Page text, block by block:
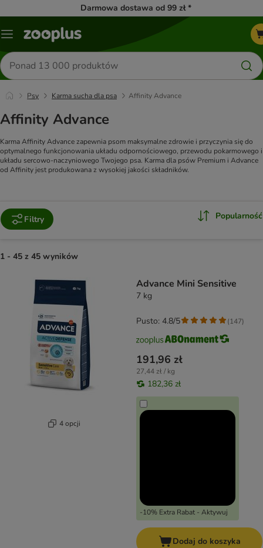
Darmowa dostawa od 99 zł *
Menu
Szukaj
produktów
Psy Karma sucha dla psa Affinity Advance
Affinity Advance
Karma Affinity Advance zapewnia psom maksymalne zdrowie i przyczynia się do
optymalnego funkcjonowania układu odpornościowego, przewodu pokarmowego i
układu sercowo-naczyniowego Twojego psa. Karma dla psów Premium i Advance
od Affinity jest produkowana z wysokiej jakości składników.
Filtry Popularność
1 - 45 z 45 wyników
4 opcji
Advance Mini Sensitive
7 kg
191,96 zł
27,44 zł / kg
182,36 zł
-10% Extra Rabat - Aktywuj
Pusto: 4.8/5 (147)
Dodaj do koszyka